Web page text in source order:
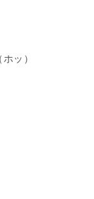
ッ）